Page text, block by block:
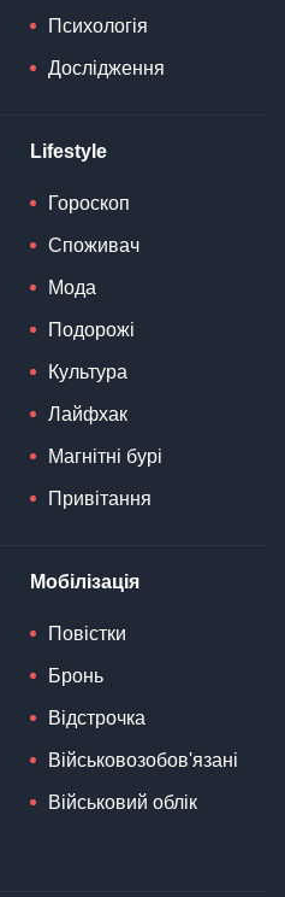
Психологія
Дослідження
Lifestyle
Гороскоп
Споживач
Мода
Подорожі
Культура
Лайфхак
Магнітні бурі
Привітання
Мобілізація
Повістки
Бронь
Відстрочка
Військовозобов'язані
Військовий облік